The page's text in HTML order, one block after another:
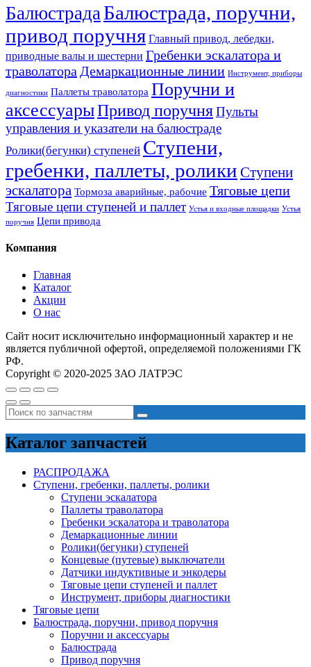
Балюстрада Балюстрада, поручни,
привод поручня Главный привод, лебедки,
приводные валы и шестерни Гребенки эскалатора и
траволатора Демаркационные линии Инструмент, приборы
диагностики Паллеты траволатора Поручни и
аксессуарыПривод поручняПульты
управления и указатели на балюстраде
Ролики(бегунки) ступеней Ступени,
гребенки, паллеты, ролики Ступени
эскалатора Тормоза аварийные, рабочие Тяговые цепи
Тяговые цепи ступеней и паллет Устья и входные площадки Устья
поручня Цепи привода
Компания
Главная
Каталог
Акции
О нас
Сайт носит исключительно информационный характер и не
является публичной офертой, определяемой положениями ГК
РФ.
Copyright © 2020-2025 ЗАО ЛАТРЭС
Каталог запчастей
РАСПРОДАЖА
Ступени, гребенки, паллеты, ролики
Ступени эскалатора
Паллеты траволатора
Гребенки эскалатора и траволатора
Демаркационные линии
Ролики(бегунки) ступеней
Концевые (путевые) выключатели
Датчики индуктивные и энкодеры
Тяговые цепи ступеней и паллет
Инструмент, приборы диагностики
Тяговые цепи
Балюстрада, поручни, привод поручня
Поручни и аксессуары
Балюстрада
Привод поручня